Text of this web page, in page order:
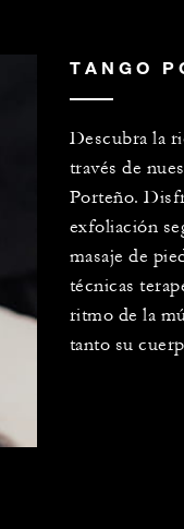
TANGO
Descubra la
través de
Porteño.
exfoliación
masaje de
técnicas
ritmo de la
tanto su